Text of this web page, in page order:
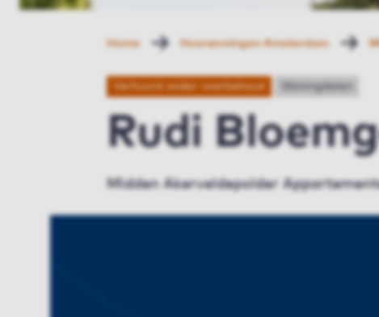
Home Huurwoningen Amsterdam
Verhuurd onder voorbehoud Woningdelen
Rudi
Midden Akerveldepolder